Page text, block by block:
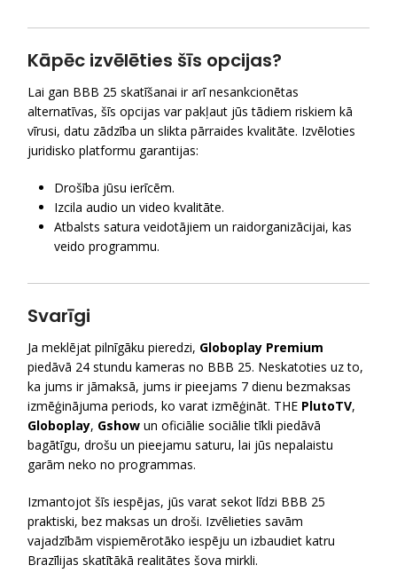
Kāpēc izvēlēties šīs opcijas?
Lai gan BBB 25 skatīšanai ir arī nesankcionētas
alternatīvas, šīs opcijas var pakļaut jūs tādiem riskiem kā
vīrusi, datu zādzība un slikta pārraides kvalitāte. Izvēloties
juridisko platformu garantijas:
Drošība jūsu ierīcēm.
Izcila audio un video kvalitāte.
Atbalsts satura veidotājiem un raidorganizācijai, kas
veido programmu.
Svarīgi
Ja meklējat pilnīgāku pieredzi, Globoplay Premium
piedāvā 24 stundu kameras no BBB 25. Neskatoties uz to,
ka jums ir jāmaksā, jums ir pieejams 7 dienu bezmaksas
izmēģinājuma periods, ko varat izmēģināt. THE PlutoTV,
Globoplay, Gshow un oficiālie sociālie tīkli piedāvā
bagātīgu, drošu un pieejamu saturu, lai jūs nepalaistu
garām neko no programmas.
Izmantojot šīs iespējas, jūs varat sekot līdzi BBB 25
praktiski, bez maksas un droši. Izvēlieties savām
vajadzībām vispiemērotāko iespēju un izbaudiet katru
Brazīlijas skatītākā realitātes šova mirkli.